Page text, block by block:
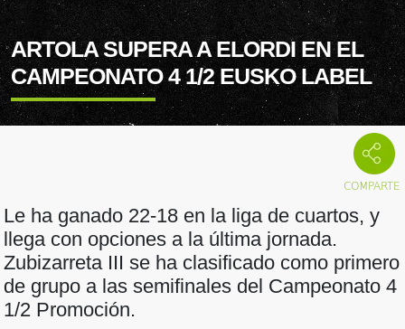
ARTOLA SUPERA A ELORDI EN EL
CAMPEONATO 4 1/2 EUSKO LABEL
Le ha ganado 22-18 en la liga de cuartos, y
llega con opciones a la última jornada.
Zubizarreta III se ha clasificado como primero
de grupo a las semifinales del Campeonato 4
1/2 Promoción.